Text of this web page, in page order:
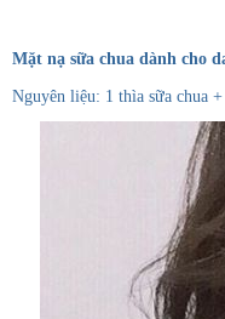
Mặt nạ sữa chua dành cho
Nguyên liệu: 1 thìa sữa chua